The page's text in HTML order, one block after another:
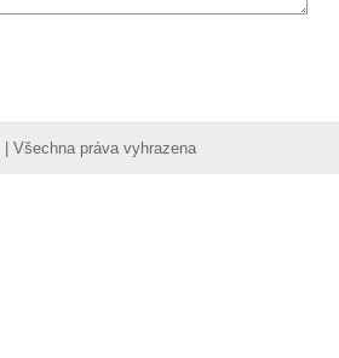
| Všechna práva vyhrazena